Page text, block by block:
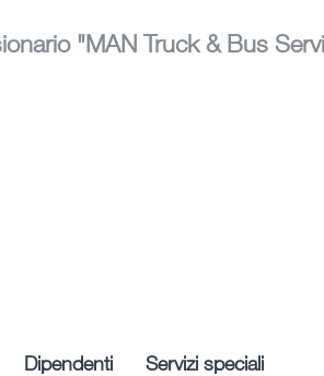
"MAN Truck & Bus
Dipendenti Servizi speciali